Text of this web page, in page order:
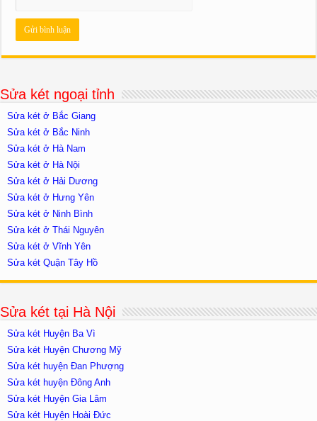
Sửa két ngoại tỉnh
Sửa két ở Bắc Giang
Sửa két ở Bắc Ninh
Sửa két ở Hà Nam
Sửa két ở Hà Nội
Sửa két ở Hải Dương
Sửa két ở Hưng Yên
Sửa két ở Ninh Bình
Sửa két ở Thái Nguyên
Sửa két ở Vĩnh Yên
Sửa két Quận Tây Hồ
Sửa két tại Hà Nội
Sửa két Huyện Ba Vì
Sửa két Huyện Chương Mỹ
Sửa két huyện Đan Phượng
Sửa két huyện Đông Anh
Sửa két Huyện Gia Lâm
Sửa két Huyện Hoài Đức